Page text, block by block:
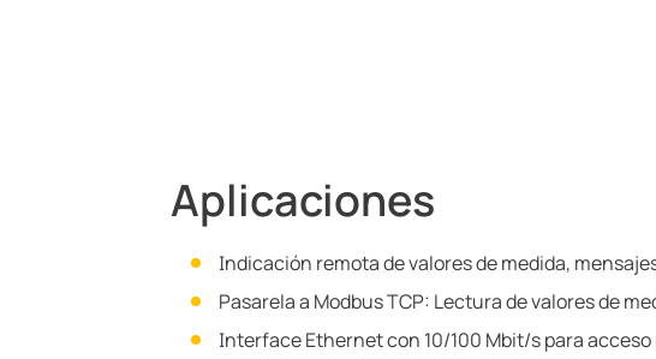
Aplicaciones
Indicación remota de valores de medida,
Pasarela a Modbus TCP: Lectura de valores de
Interface Ethernet con 10/100 Mbit/s para